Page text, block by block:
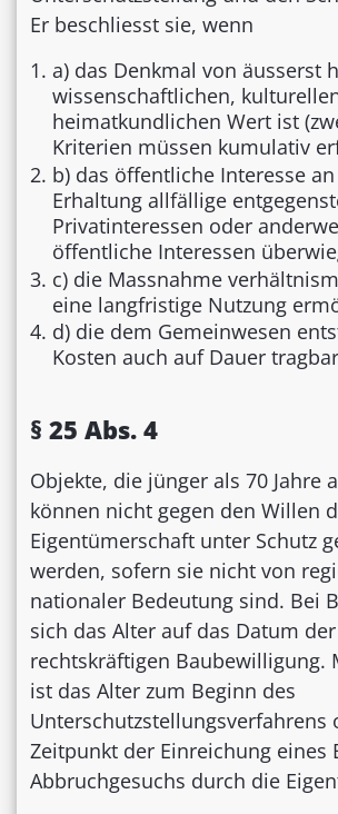
Er beschliesst sie, wenn
a) das Denkmal von äusserst
wissenschaftlichen,
heimatkundlichen Wert ist
Kriterien müssen kumulativ
b) das öffentliche Interesse
Erhaltung allfällige
Privatinteressen oder
öffentliche Interessen
c) die Massnahme
eine langfristige Nutzung
d) die dem Gemeinwesen
Kosten auch auf Dauer
§ 25 Abs. 4
Objekte, die jünger als 70 Jahre
können nicht gegen den Willen
Eigentümerschaft unter Schutz
werden, sofern sie nicht von
nationaler Bedeutung sind. Bei
sich das Alter auf das Datum der
rechtskräftigen Baubewilligung.
ist das Alter zum Beginn des
Unterschutzstellungsverfahrens
Zeitpunkt der Einreichung eines
Abbruchgesuchs durch die